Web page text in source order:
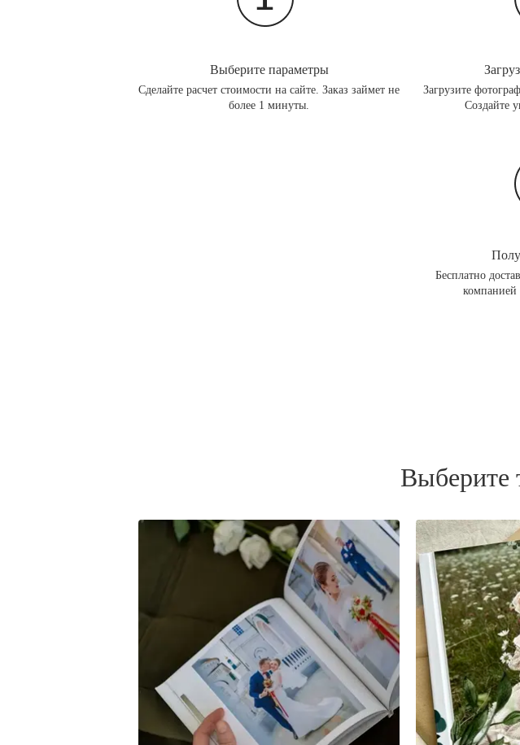
Выберите параметры
Сделайте расчет стоимости на сайте. Заказ займет не
более 1 минуты.
Загрузите
Создайте
Бесплатно
компанией
Выберите